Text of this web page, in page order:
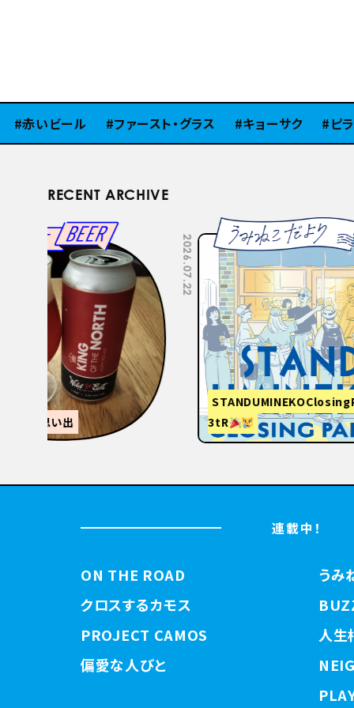
赤いビール ファースト・グラス キョーサク ピラミ
RECENT ARCHIVE
2026.07.22
STANDUMINEKOClosingPartyと
3tR
2026.07.15
【関
連載中！
ON THE ROAD
クロスするカモス
PROJECT CAMOS
偏愛な人びと
うみ
人生